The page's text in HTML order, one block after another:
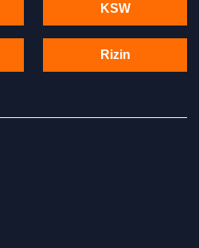
KSW
Rizin